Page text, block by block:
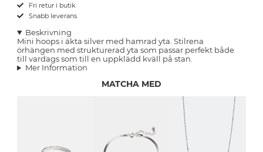
Fri retur i butik
Snabb leverans
Beskrivning
Mini hoops i äkta silver med hamrad yta. Stilrena
örhängen med strukturerad yta som passar perfekt både
till vardags som till en uppklädd kväll på stan.
Mer Information
MATCHA MED